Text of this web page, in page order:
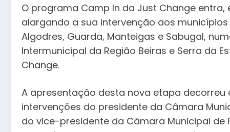
O programa Camp In da Just Change
alargando a sua intervenção aos
Algodres, Guarda, Manteigas e Sabugal,
Intermunicipal da Região Beiras e Serra da
Change.
A apresentação desta nova etapa decorreu
intervenções do presidente da Câmara
do vice-presidente da Câmara Municipal de